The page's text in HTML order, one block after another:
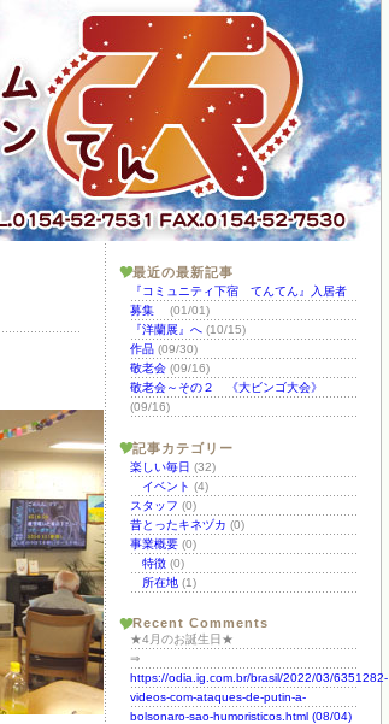
最近の最新記事
『コミュニティ下宿 てんてん』入居者
募集
(01/01)
『洋蘭展』へ (10/15)
作品 (09/30)
敬老会 (09/16)
敬老会～その２ 《大ビンゴ大会》
(09/16)
記事カテゴリー
楽しい毎日 (32)
イベント (4)
スタッフ (0)
昔とったキネヅカ (0)
事業概要 (0)
特徴 (0)
所在地 (1)
Recent Comments
★4月のお誕生日★
⇒
https://odia.ig.com.br/brasil/2022/03/6351282-
videos-com-ataques-de-putin-a-
bolsonaro-sao-humoristicos.html (08/04)